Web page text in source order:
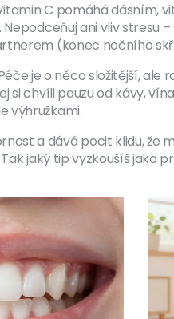
C pomáhá dásním,
ani vliv stresu
(konec nočního
je o něco složitější,
si chvíli pauzu od kávy,
výhružkami.
a dává pocit klidu, že
jaký tip vyzkoušíš jako